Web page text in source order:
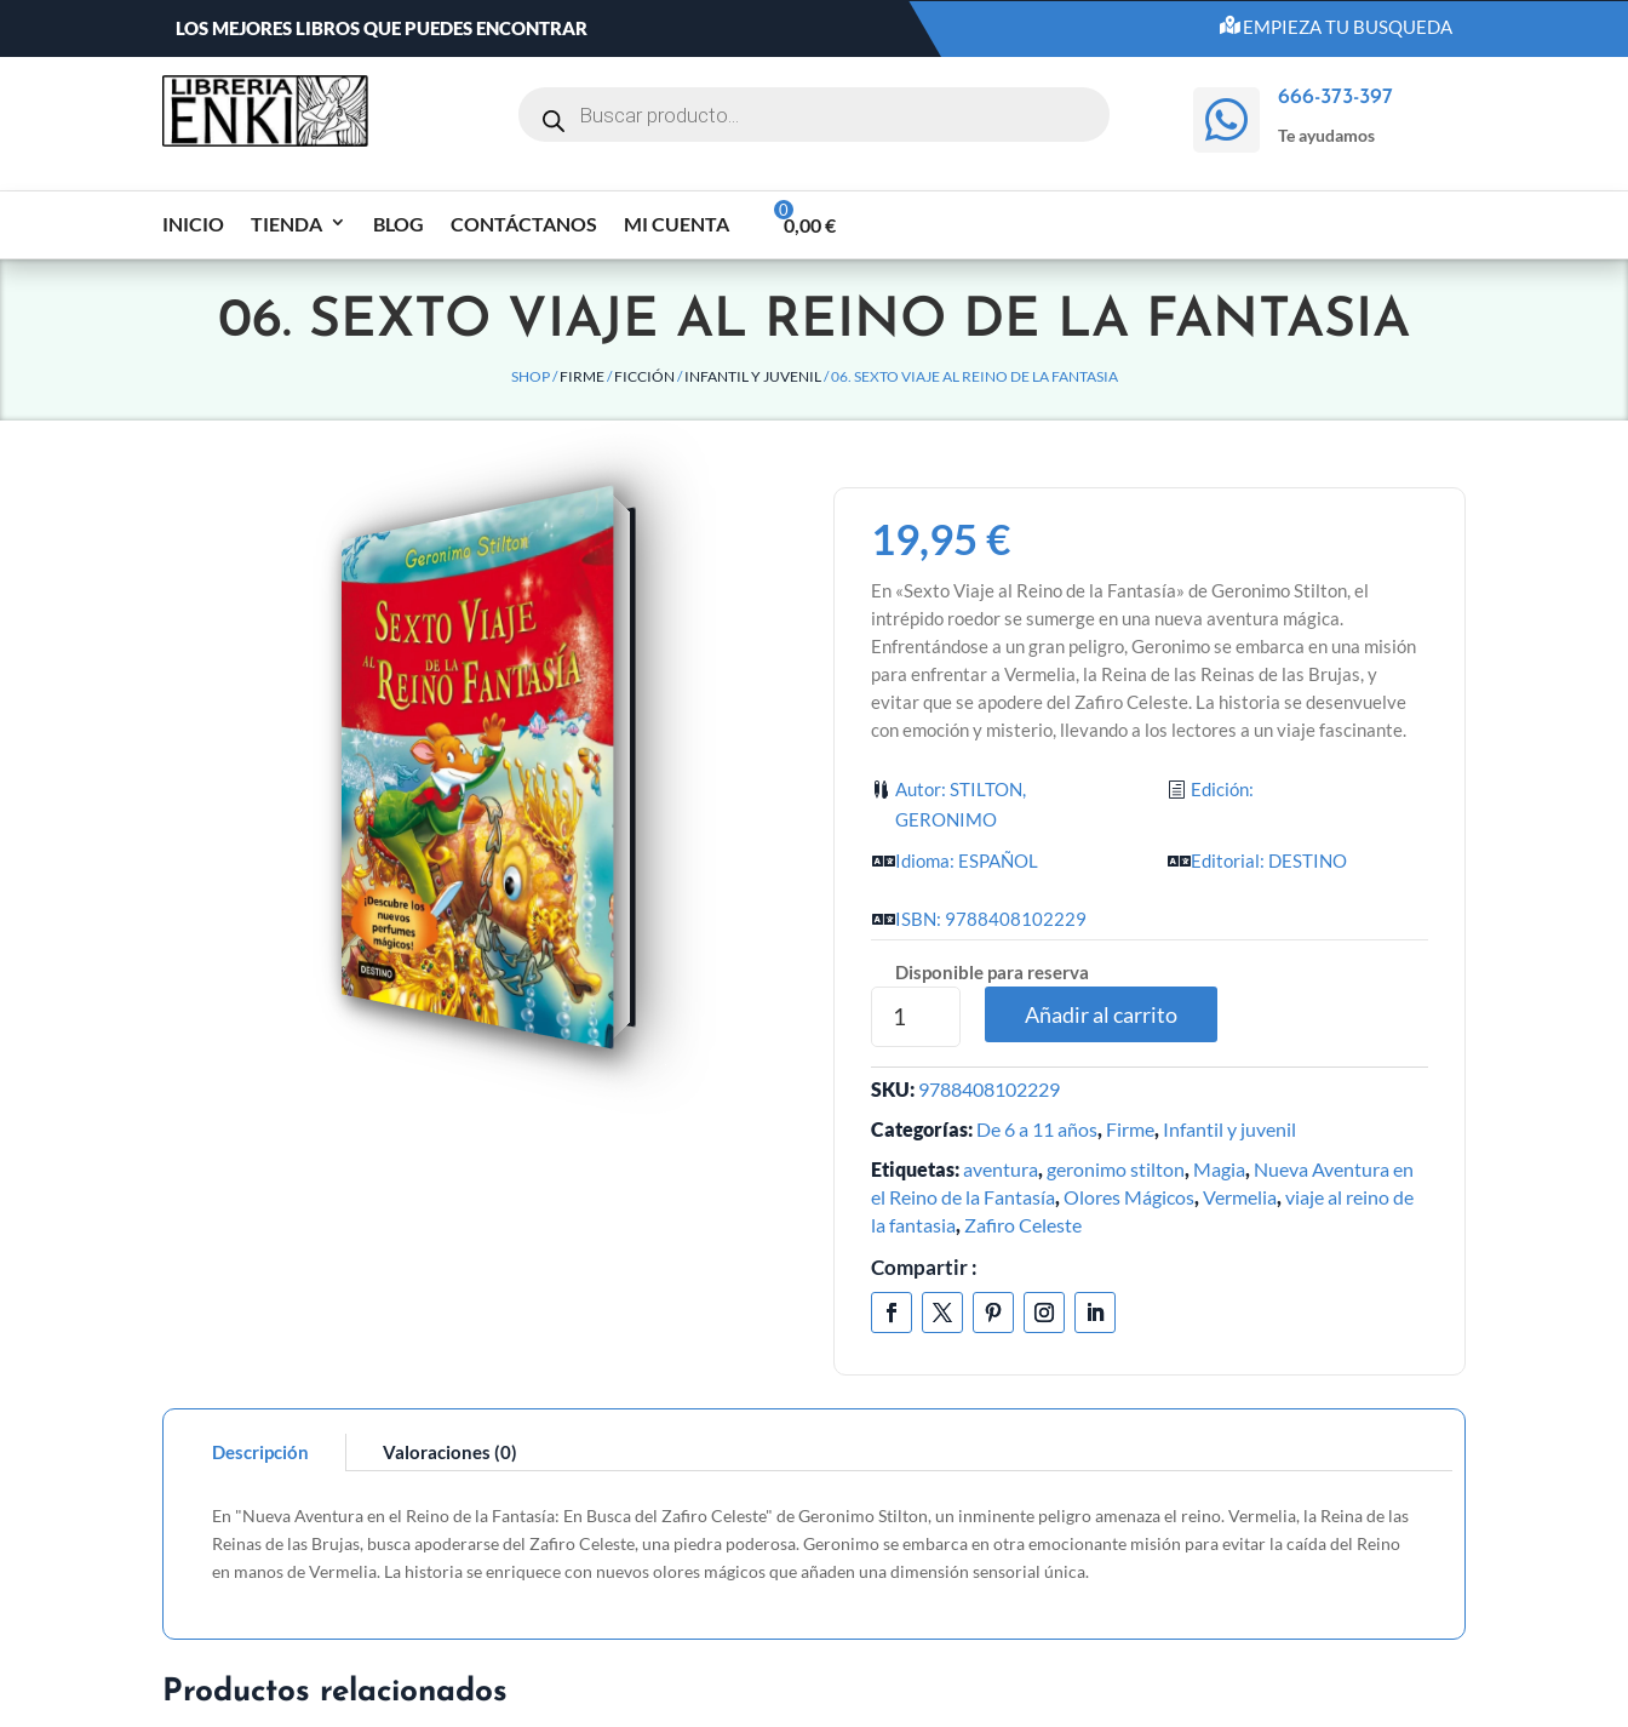
LOS MEJORES LIBROS QUE PUEDES ENCONTRAR EMPIEZA TU BUSQUEDA
 666-373-397
Te ayudamos
INICIO TIENDA BLOG CONTÁCTANOS MI CUENTA 0,00€
06. SEXTO VIAJE AL REINO DE LA FANTASIA
SHOP /FIRME/FICCIÓN /INFANTIL Y JUVENIL / 06. SEXTO VIAJE AL REINO DE LA FANTASIA
19,95€
En «Sexto Viaje al Reino de la Fantasía» de Geronimo Stilton, el
intrépido roedor se sumerge en una nueva aventura mágica.
Enfrentándose a un gran peligro, Geronimo se embarca en una misión
para enfrentar a Vermelia, la Reina de las Reinas de las Brujas, y
evitar que se apodere del Zafiro Celeste. La historia se desenvuelve
con emoción y misterio, llevando a los lectores a un viaje fascinante.
Autor: STILTON,
GERONIMO
Edición:
Idioma: ESPAÑOL
ISBN: 9788408102229
Editorial: DESTINO
Disponible para reserva
Añadir al carrito
SKU: 9788408102229
Categorías: De 6 a 11 años, Firme, Infantil y juvenil
Etiquetas:aventura,geronimo stilton, Magia, Nueva Aventura en
el Reino de la Fantasía,Olores Mágicos,Vermelia,viaje al reino de
la fantasia, Zafiro Celeste
Compartir :
Descripción Valoraciones (0)
En "Nueva Aventura en el Reino de la Fantasía: En Busca del Zafiro Celeste" de Geronimo Stilton, un inminente peligro amenaza el reino. Vermelia, la Reina de las
Reinas de las Brujas, busca apoderarse del Zafiro Celeste, una piedra poderosa. Geronimo se embarca en otra emocionante misión para evitar la caída del Reino
en manos de Vermelia. La historia se enriquece con nuevos olores mágicos que añaden una dimensión sensorial única.
Productos relacionados